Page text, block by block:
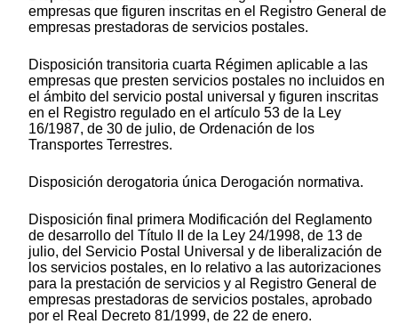
empresas que figuren inscritas en el Registro General de
empresas prestadoras de servicios postales.
Disposición transitoria cuarta Régimen aplicable a las
empresas que presten servicios postales no incluidos en
el ámbito del servicio postal universal y figuren inscritas
en el Registro regulado en el artículo 53 de la Ley
16/1987, de 30 de julio, de Ordenación de los
Transportes Terrestres.
Disposición derogatoria única Derogación normativa.
Disposición final primera Modificación del Reglamento
de desarrollo del Título II de la Ley 24/1998, de 13 de
julio, del Servicio Postal Universal y de liberalización de
los servicios postales, en lo relativo a las autorizaciones
para la prestación de servicios y al Registro General de
empresas prestadoras de servicios postales, aprobado
por el Real Decreto 81/1999, de 22 de enero.